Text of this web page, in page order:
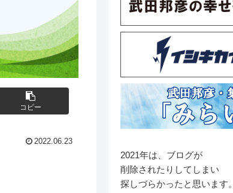
コピー
2022.06.23
2021年は、ブログが
削除されたりしてしまい
探しづらかったと思います。